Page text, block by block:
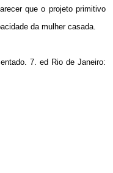
que o projeto primitivo
da mulher casada.
7. ed Rio de Janeiro: